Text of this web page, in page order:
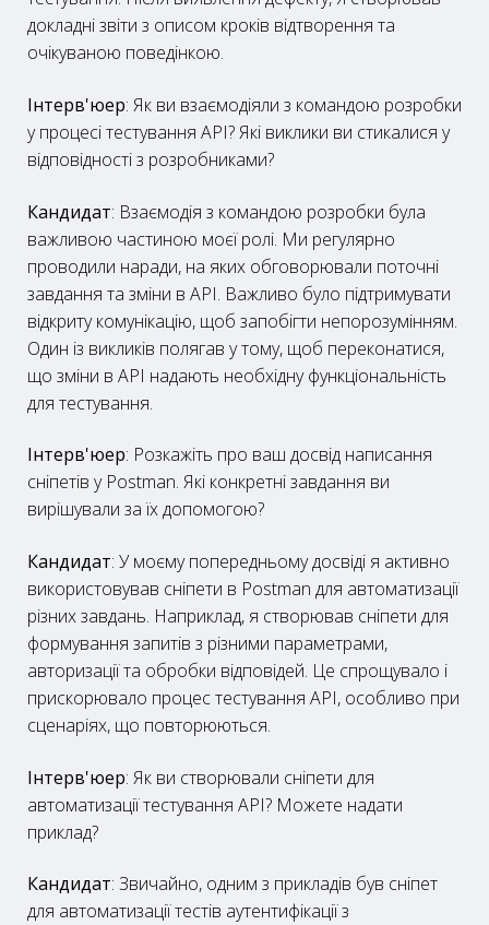
докладні звіти з описом кроків відтворення та
очікуваною поведінкою.
Інтерв'юер: Як ви взаємодіяли з командою розробки
у процесі тестування API? Які виклики ви стикалися у
відповідності з розробниками?
Кандидат: Взаємодія з командою розробки була
важливою частиною моєї ролі. Ми регулярно
проводили наради, на яких обговорювали поточні
завдання та зміни в API. Важливо було підтримувати
відкриту комунікацію, щоб запобігти непорозумінням.
Один із викликів полягав у тому, щоб переконатися,
що зміни в API надають необхідну функціональність
для тестування.
Інтерв'юер: Розкажіть про ваш досвід написання
сніпетів у Postman. Які конкретні завдання ви
вирішували за їх допомогою?
Кандидат: У моєму попередньому досвіді я активно
використовував сніпети в Postman для автоматизації
різних завдань. Наприклад, я створював сніпети для
формування запитів з різними параметрами,
авторизації та обробки відповідей. Це спрощувало і
прискорювало процес тестування API, особливо при
сценаріях, що повторюються.
Інтерв'юер: Як ви створювали сніпети для
автоматизації тестування API? Можете надати
приклад?
Кандидат: Звичайно, одним з прикладів був сніпет
для автоматизації тестів аутентифікації з